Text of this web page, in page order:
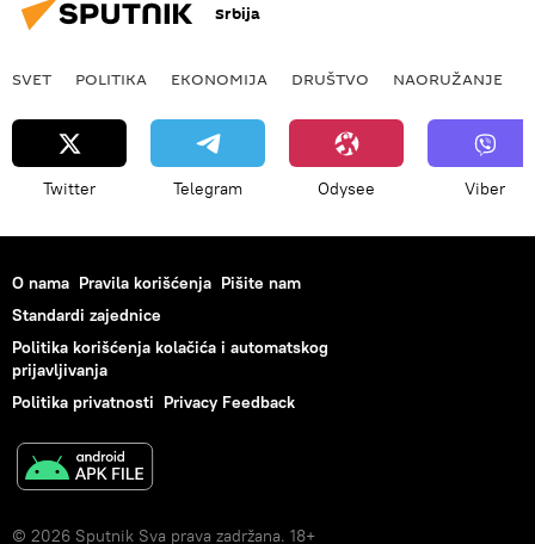
Srbija
SVET POLITIKA EKONOMIJA DRUŠTVO NAORUŽANJE
Twitter Telegram Odysee Viber
O nama Pravila korišćenja Pišite nam
Standardi zajednice
Politika korišćenja kolačića i automatskog
prijavljivanja
Politika privatnosti Privacy Feedback
© 2026 Sputnik Sva prava zadržana. 18+